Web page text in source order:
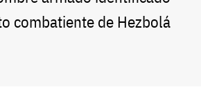
combatiente de Hezbolá